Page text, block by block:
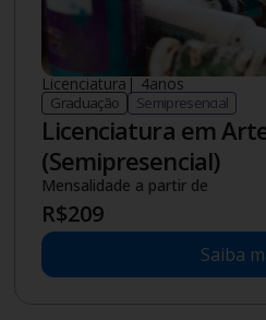
Licenciatura| 4anos
Graduação Semipresencial
Licenciatura em
(Semipresencial)
Mensalidade a partir de
R$209
Saiba